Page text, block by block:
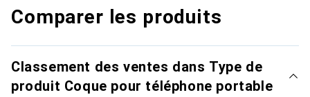
Comparer les produits
Classement des ventes dans Type de
produit Coque pour téléphone portable